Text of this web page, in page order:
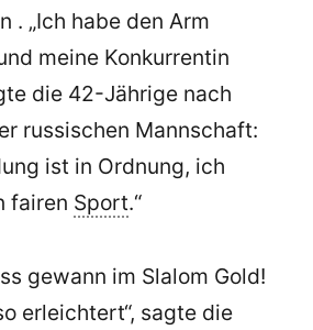
. „Ich habe den Arm
meine Konkurrentin
die 42-Jährige nach
russischen Mannschaft:
ist in Ordnung, ich
fairen Sport.“
gewann im Slalom Gold!
erleichtert“, sagte die